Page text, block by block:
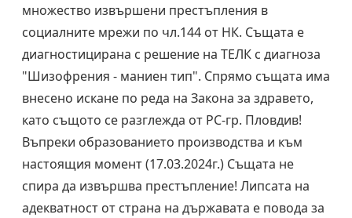
множество извършени престъпления в
социалните мрежи по чл.144 от НК. Същата е
диагностицирана с решение на ТЕЛК с диагноза
"Шизофрения - маниен тип". Спрямо същата има
внесено искане по реда на Закона за здравето,
като същото се разглежда от РС-гр. Пловдив!
Въпреки образованието производства и към
настоящия момент (17.03.2024г.) Същата не
спира да извършва престъпление! Липсата на
адекватност от страна на държавата е повода за